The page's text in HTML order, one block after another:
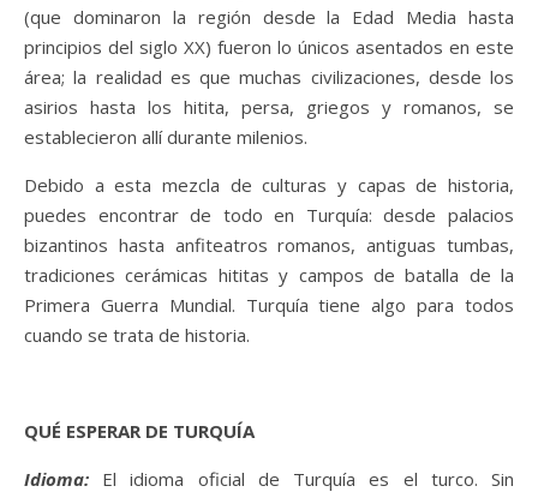
(que dominaron la región desde la Edad Media hasta
principios del siglo XX) fueron lo únicos asentados en este
área; la realidad es que muchas civilizaciones, desde los
asirios hasta los hitita, persa, griegos y romanos, se
establecieron allí durante milenios.
Debido a esta mezcla de culturas y capas de historia,
puedes encontrar de todo en Turquía: desde palacios
bizantinos hasta anfiteatros romanos, antiguas tumbas,
tradiciones cerámicas hititas y campos de batalla de la
Primera Guerra Mundial. Turquía tiene algo para todos
cuando se trata de historia.
QUÉ ESPERAR DE TURQUÍA
Idioma: El idioma oficial de Turquía es el turco. Sin